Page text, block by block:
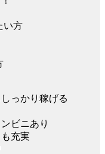
い方
っかり稼げる
ビニあり
充実